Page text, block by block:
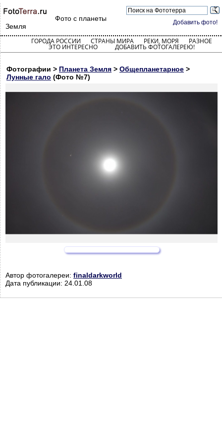
Добавить фото!
Фото с планеты
Земля
ГОРОДА РОССИИ СТРАНЫ МИРА РЕКИ, МОРЯ РАЗНОЕ
ЭТО ИНТЕРЕСНО ДОБАВИТЬ ФОТОГАЛЕРЕЮ!
Фотографии > Планета Земля > Общепланетарное >
Лунные гало (Фото №7)
Автор фотогалереи: finaldarkworld
Дата публикации: 24.01.08